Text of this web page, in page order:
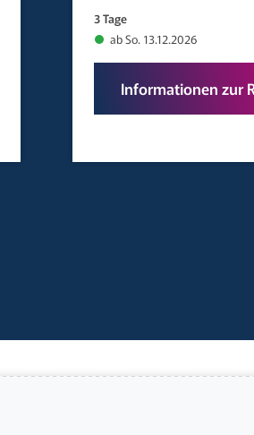
3 Tage
ab So. 13.12.2026
Informationen zur